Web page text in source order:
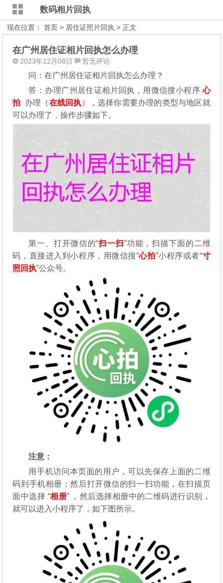
数码相片回执
现在位置：首页 > 居住证照片回执 > 正文
在广州居住证相片回执怎么办理
2023年12月08日 暂无评论
问：在广州居住证相片回执怎么办理？
答：办理广州居住证相片回执，用微信搜小程序心
拍 办理（在线回执），选择你需要办理的类型与地区就
可以办理了，操作步骤如下。
第一、打开微信的“扫一扫”功能，扫描下面的二维
码，直接进入到小程序，用微信搜“心拍”小程序或者“寸
照回执”公众号。
注意：
用手机访问本页面的用户，可以先保存上面的二维
码到手机相册；然后打开微信的扫一扫功能，在扫描页
面中选择 “相册” ，然后选择相册中的二维码进行识别，
就可以进入小程序了，如下图所示。